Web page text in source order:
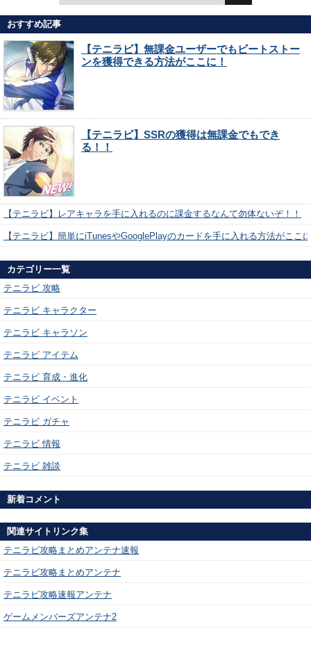
おすすめ記事
【テニラビ】無課金ユーザーでもビートストー
ンを獲得できる方法がここに！
【テニラビ】SSRの獲得は無課金でもでき
る！！
【テニラビ】レアキャラを手に入れるのに課金するなんて勿体ないぞ！！
【テニラビ】簡単にiTunesやGooglePlayのカードを手に入れる方法がここ
カテゴリー一覧
テニラビ 攻略
テニラビ キャラクター
テニラビ キャラソン
テニラビ アイテム
テニラビ 育成・進化
テニラビ イベント
テニラビ ガチャ
テニラビ 情報
テニラビ 雑談
新着コメント
関連サイトリンク集
テニラビ攻略まとめアンテナ速報
テニラビ攻略まとめアンテナ
テニラビ攻略速報アンテナ
ゲームメンバーズアンテナ2